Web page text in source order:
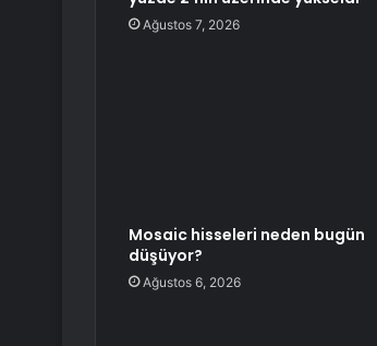
Ağustos 7, 2026
Mosaic hisseleri neden bugün
düşüyor?
Ağustos 6, 2026